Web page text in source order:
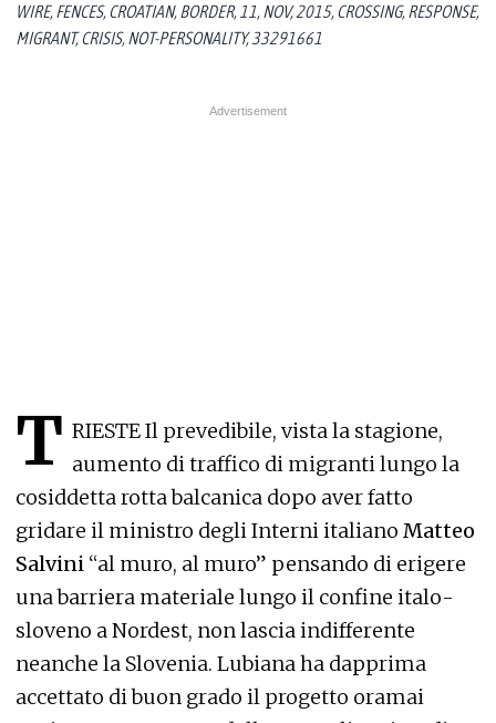
WIRE, FENCES, CROATIAN, BORDER, 11, NOV, 2015, CROSSING, RESPONSE,
MIGRANT, CRISIS, NOT-PERSONALITY, 33291661
T RIESTE Il prevedibile, vista la stagione,
aumento di traffico di migranti lungo la
cosiddetta rotta balcanica dopo aver fatto
gridare il ministro degli Interni italiano Matteo
Salvini “al muro, al muro” pensando di erigere
una barriera materiale lungo il confine italo-
sloveno a Nordest, non lascia indifferente
neanche la Slovenia. Lubiana ha dapprima
accettato di buon grado il progetto oramai